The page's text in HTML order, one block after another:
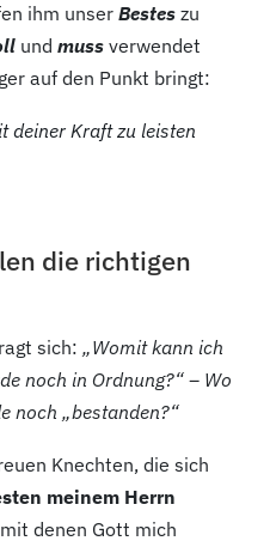
ihm unser Bestes zu
und muss verwendet
auf den Punkt bringt:
deiner Kraft zu leisten
die richtigen
sich: „Womit kann ich
noch in Ordnung?“ – Wo
noch „bestanden?“
Knechten, die sich
meinem Herrn
denen Gott mich